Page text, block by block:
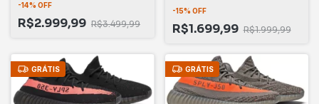
-14% OFF
R$2.999,99 R$3.499,99
-15% OFF
R$1.699,99 R$1.999,99
GRÁTIS GRÁTIS